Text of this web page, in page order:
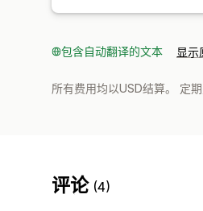
包含自动翻译的文本 显示
所有费用均以USD结算。 定
评论 (4)